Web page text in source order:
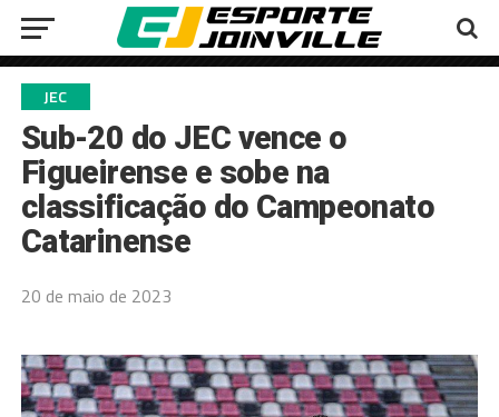
JEC
Sub-20 do JEC vence o
Figueirense e sobe na
classificação do Campeonato
Catarinense
20 de maio de 2023